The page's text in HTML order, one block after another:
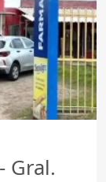
Gral.